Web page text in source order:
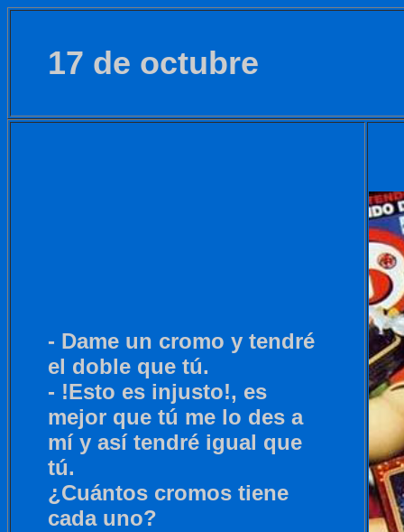
17 de octubre
- Dame un cromo y tendré
el doble que tú.
- !Esto es injusto!, es
mejor que tú me lo des a
mí y así tendré igual que
tú.
¿Cuántos cromos tiene
cada uno?